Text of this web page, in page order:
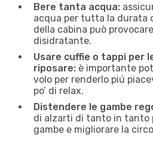
Bere tanta acqua:
acqua per tutta la durata
della cabina può
disidratante.
Usare cuffie o tappi per
riposare: è importante
volo per renderlo piú
po’ di relax.
Distendere le gambe
di alzarti di tanto in tanto
gambe e migliorare la